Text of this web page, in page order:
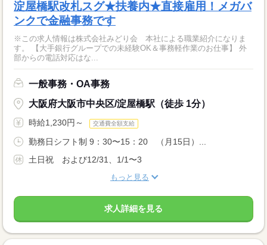
淀屋橋駅改札スグ★扶養内★直接雇用！メガバ
ンクで金融事務です
※この求人情報は株式会社みどり会 本社による職業紹介になりま
す。 【大手銀行グループでの未経験OK＆事務軽作業のお仕事】 外
部からの電話対応はな...
一般事務・OA事務
大阪府大阪市中央区/淀屋橋駅（徒歩 1分）
時給1,230円～ 交通費全額支給
勤務日シフト制 9：30〜15：20 （月15日）...
土日祝 および12/31、1/1〜3
もっと見る
求人詳細を見る